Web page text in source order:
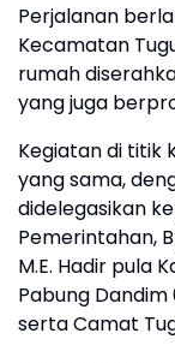
​Perjalanan
Kecamatan
rumah
yang juga
​Kegiatan di titik
yang sama,
didelegasikan
Pemerintahan,
M.E. Hadir pula
Pabung Dandim
serta Camat